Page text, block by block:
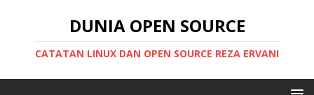
DUNIA OPEN SOURCE
CATATAN LINUX DAN OPEN SOURCE REZA ERVANI